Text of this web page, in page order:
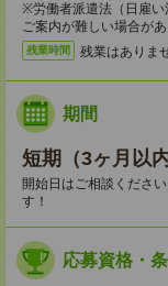
※労働者派遣法（日雇い
ご案内が難しい場合が
残業時間 残業はありま
期間
短期（3ヶ月以内
開始日はご相談くだ
す！
応募資格・